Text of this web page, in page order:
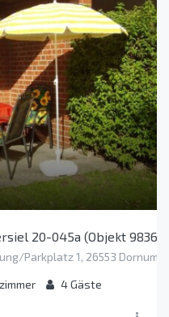
20-045a (Objekt 98361)
Parkplatz 1, 26553 Dornum
4Gäste